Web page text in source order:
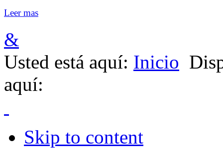
Leer mas
&
Usted está aquí: Inicio
aquí:
Skip to content